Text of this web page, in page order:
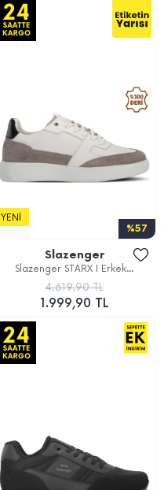
%57
YENI
Slazenger
Slazenger STARX I Erkek...
4.619,90 TL
1.999,90 TL